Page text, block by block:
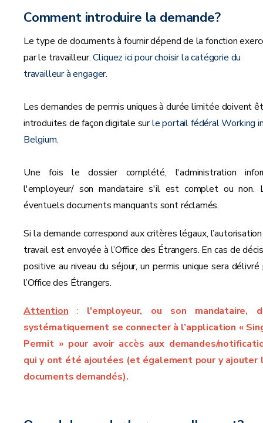
Comment introduire la demande?
Le type de documents à fournir dépend de la fonction
par le travailleur.Cliquez ici pour choisir la catégorie du
travailleur à engager.
Les demandes de permis uniques à durée limitée doivent
introduites de façon digitale surle portail fédéral Working
Belgium.
Une fois le dossier complété, l'administration
l'employeur/ son mandataire s'il est complet ou non.
éventuels documents manquants sont réclamés.
Si la demande correspond aux critères légaux,
travail est envoyée à l’Office des Étrangers. En cas de
positive au niveau du séjour, un permis unique sera délivré
l’Office des Étrangers.
Attention : l'employeur, ou son mandataire,
systématiquement se connecter à l’application «
Permit »pour avoir accès aux demandes/
qui y ont été ajoutées (et également pour y ajouter
documents demandés).